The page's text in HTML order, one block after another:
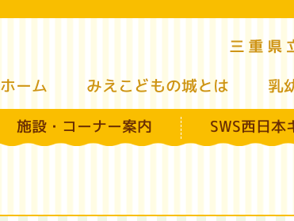
ホーム みえこどもの城とは 乳
施設・コーナー案内 SWS西日本